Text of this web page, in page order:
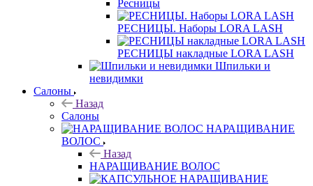
Ресницы
РЕСНИЦЫ. Наборы LORA LASH
РЕСНИЦЫ накладные LORA LASH
Шпильки и
невидимки
Салоны
Назад
Салоны
НАРАЩИВАНИЕ
ВОЛОС
Назад
НАРАЩИВАНИЕ ВОЛОС